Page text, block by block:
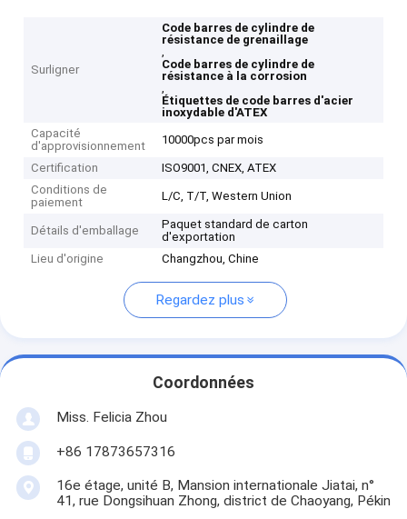
Surligner
Code barres de cylindre de
résistance de grenaillage
,
Code barres de cylindre de
résistance à la corrosion
,
Étiquettes de code barres d'acier
inoxydable d'ATEX
Capacité
d'approvisionnement
10000pcs par mois
Certification
ISO9001, CNEX, ATEX
Conditions de
paiement
L/C, T/T, Western Union
Détails d'emballage
Paquet standard de carton
d'exportation
Lieu d'origine
Changzhou, Chine
Regardez plus
Coordonnées
Miss. Felicia Zhou
+86 17873657316
16e étage, unité B, Mansion internationale Jiatai, n°
41, rue Dongsihuan Zhong, district de Chaoyang, Pékin